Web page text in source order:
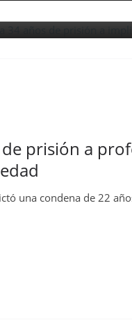
prisión a
una condena de 22